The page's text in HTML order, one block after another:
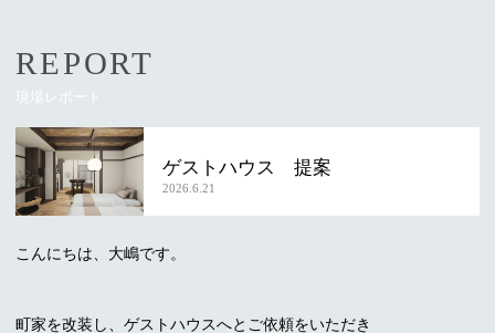
REPORT
現場レポート
ゲストハウス 提案
2026.6.21
こんにちは、大嶋です。
町家を改装し、ゲストハウスへとご依頼をいただき